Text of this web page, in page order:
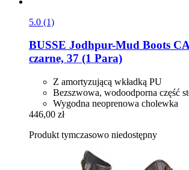
5.0 (1)
BUSSE Jodhpur-​Mud Boots
czarne, 37 (1 Para)
Z amortyzującą wkładką PU
Bezszwowa, wodoodporna część
Wygodna neoprenowa cholewka
446,00 zł
Produkt tymczasowo niedostępny